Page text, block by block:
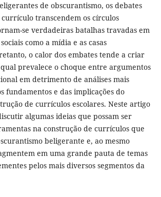
de obscurantismo, os debates
transcendem os círculos
se verdadeiras batalhas travadas em
como a mídia e as casas
o calor dos embates tende a criar
prevalece o choque entre argumentos
em detrimento de análises mais
fundamentos e das implicações do
de currículos escolares. Neste artigo
algumas ideias que possam ser
na construção de currículos que
beligerante e, ao mesmo
em uma grande pauta de temas
pelos mais diversos segmentos da